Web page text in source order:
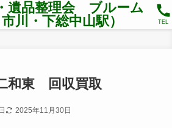
遺品整理会 ブルーム
市川・下総中山駅）
TEL
和東 回収買取
2025年11月30日